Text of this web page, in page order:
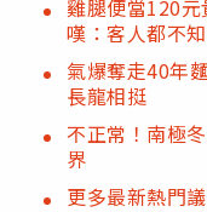
雞腿便當120
嘆：客人都不
氣爆奪走40年
長龍相挺
不正常！南極
界
更多最新熱門